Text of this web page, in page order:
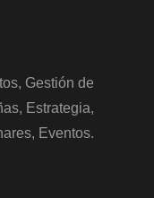
Gestión de
Estrategia,
Eventos.